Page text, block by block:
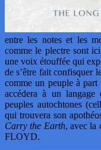
entre les notes et les
comme le plectre sont
une voix étouffée qui
de s’être fait confisquer
comme un peuple à
accédera à un langage
peuples autochtones
qui trouvera son
Carry the Earth, avec la
FLOYD.